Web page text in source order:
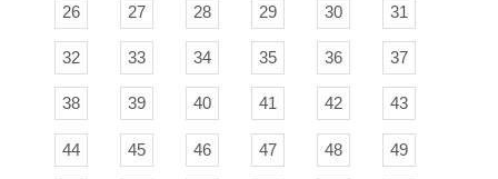
26 27 28 29 30 31
32 33 34 35 36 37
38 39 40 41 42 43
44 45 46 47 48 49